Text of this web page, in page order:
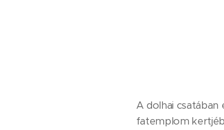
A dolhai
fatemplom